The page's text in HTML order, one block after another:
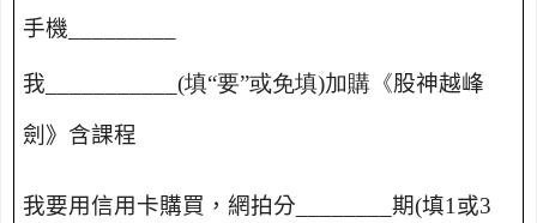
手機
我 ___________(填“要”或免填)加購《股神越峰
劍》含課程
我要用信用卡購買，網拍分 ________期(填1 或3